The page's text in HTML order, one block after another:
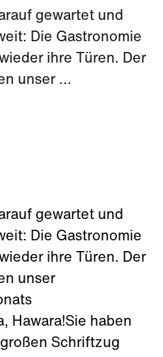
gewartet und
Die Gastronomie
ihre Türen. Der
unser ...
gewartet und
Die Gastronomie
ihre Türen. Der
unser
Hawara!Sie haben
Schriftzug